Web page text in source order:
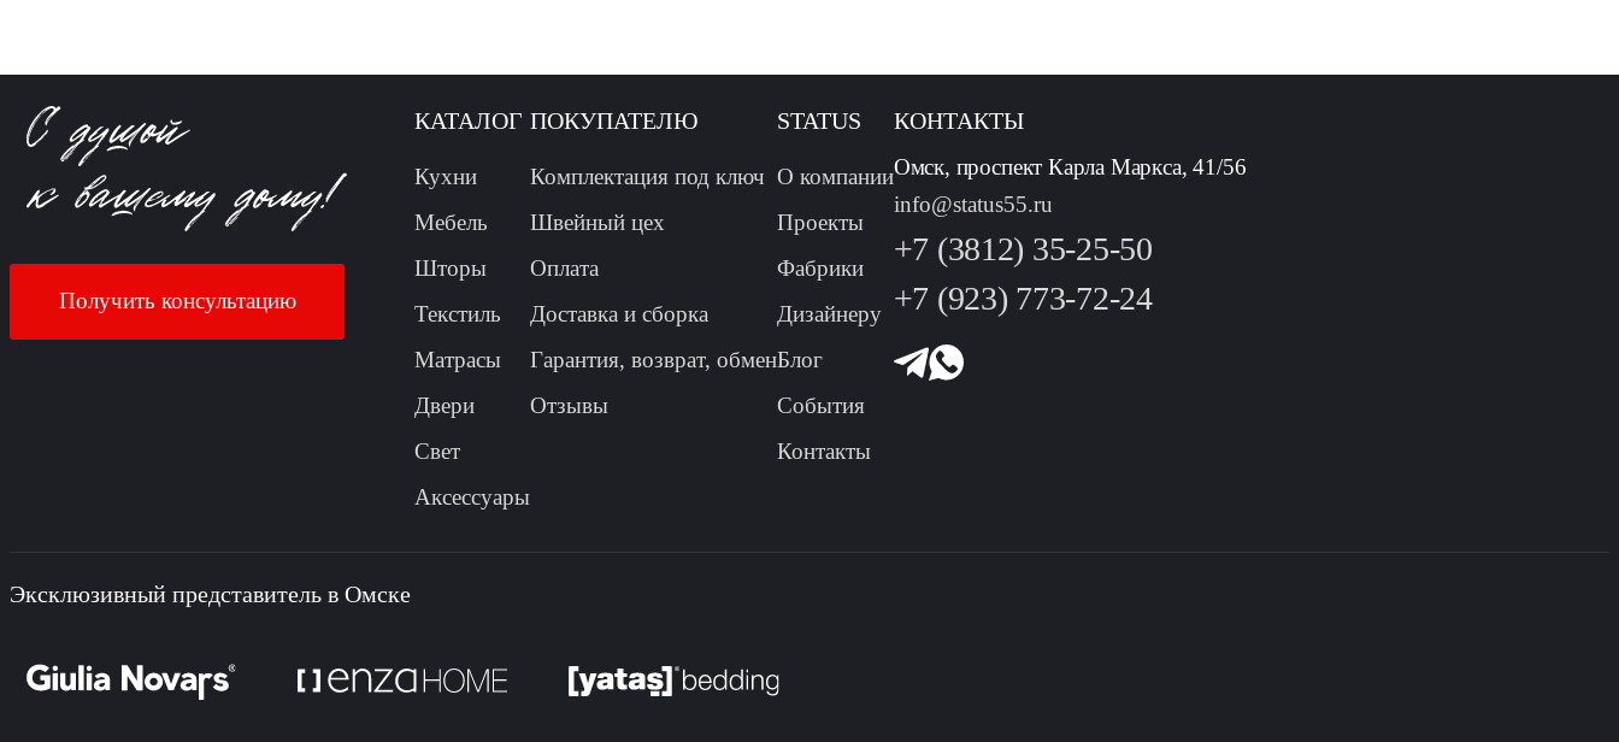
Получить консультацию
КАТАЛОГ
Кухни
Мебель
Шторы
Текстиль
Матрасы
Двери
Свет
Аксессуары
ПОКУПАТЕЛЮ
Комплектация под ключ
Швейный цех
Оплата
Доставка и сборка
Гарантия, возврат, обмен
Отзывы
STATUS
О компании
Проекты
Фабрики
Дизайнеру
Блог
События
Контакты
КОНТАКТЫ
Омск, проспект Карла Маркса, 41/56
info@status55.ru
+7 (3812) 35-25-50
+7 (923) 773-72-24
Эксклюзивный представитель в Омске